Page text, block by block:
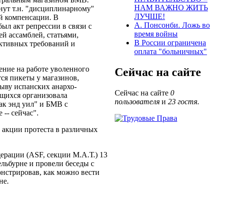
т.н. "дисциплинарному"
компенсации. В
акт репрессии в связи с
ассамблей, статьями,
требований и
на работе уволенного
пикеты у магазинов,
испанских анархо-
организовала
энд уил" и БМВ с
-- сейчас".
протеста в различных
(ASF, секции М.А.Т.) 13
и провели беседы с
как можно вести
НАМ ВАЖНО ЖИТЬ
ЛУЧШЕ!
А. Понсонби. Ложь во
время войны
В России ограничена
оплата "больничных"
Сейчас на сайте
Сейчас на сайте 0
пользователя и 23 гостя.